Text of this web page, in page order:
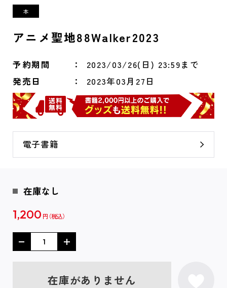
アニメ聖地88Walker2023
予約期間
2023/03/26(日) 23:59まで
発売日
2023年03月27日
電子書籍
在庫なし
1,200 円
在庫がありません